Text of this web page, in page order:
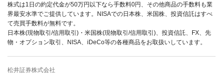
株式は1日の約定代金が50万円以下なら手数料0円、その他商品の手数料も業
界最安水準でご提供しています。NISAでの日本株、米国株、投資信託はすべ
て売買手数料が無料です。
日本株(現物取引/信用取引)・米国株(現物取引/信用取引)、投資信託、FX、先
物・オプション取引、NISA、iDeCo等の各種商品をお取扱いしています。
松井証券株式会社